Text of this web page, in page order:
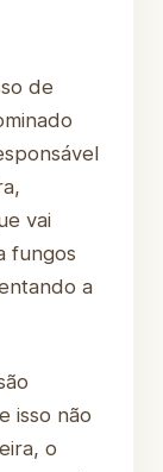
de
vai
fungos
a
isso não
o